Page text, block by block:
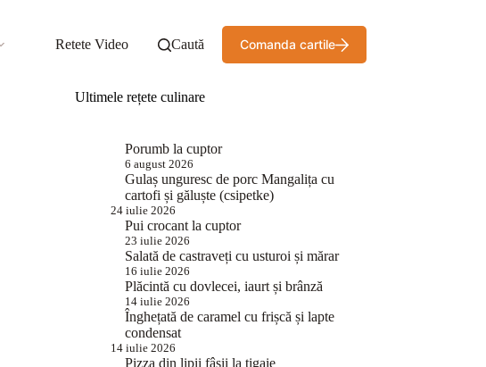
Retete Video Caută Comanda cartile
Ultimele rețete culinare
Porumb la cuptor
6 august 2026
Gulaș unguresc de porc Mangalița cu
cartofi și găluște (csipetke)
24 iulie 2026
Pui crocant la cuptor
23 iulie 2026
Salată de castraveți cu usturoi și mărar
16 iulie 2026
Plăcintă cu dovlecei, iaurt și brânză
14 iulie 2026
Înghețată de caramel cu frișcă și lapte
condensat
14 iulie 2026
Pizza din lipii fâșii la tigaie